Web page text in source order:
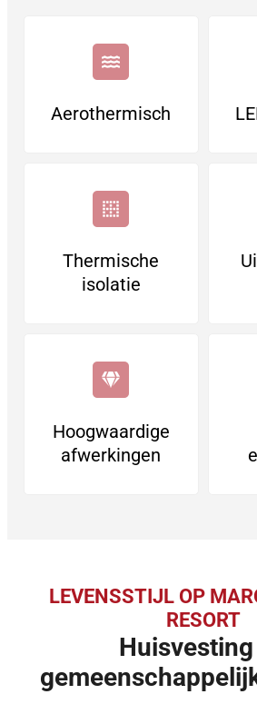
Aerothermisch
Thermische
isolatie
Hoogwaardige
afwerkingen
LEVENSSTIJL OP
RESORT